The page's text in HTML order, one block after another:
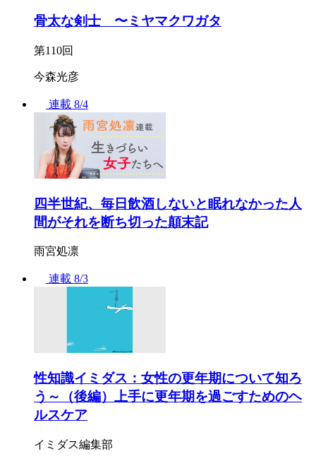
骨太な剣士 〜ミヤマクワガタ
第110回
今森光彦
連載 8/4
四半世紀、毎日飲酒しないと眠れなかった人
間がそれを断ち切った顛末記
雨宮処凛
連載 8/3
性知識イミダス：女性の更年期について知ろ
う～（後編）上手に更年期を過ごすためのヘ
ルスケア
イミダス編集部